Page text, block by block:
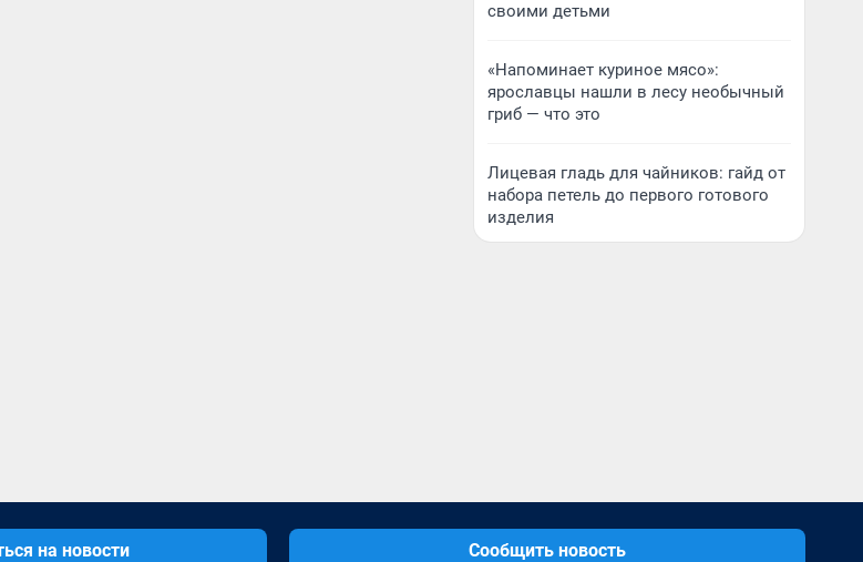
своими детьми
«Напоминает куриное мясо»:
ярославцы нашли в лесу необычный
гриб — что это
Лицевая гладь для чайников: гайд от
набора петель до первого готового
изделия
на новости Сообщить новость